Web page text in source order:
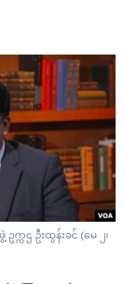
ဥက္ကဌ ဦးထွန်းခင် (မေ ၂၊